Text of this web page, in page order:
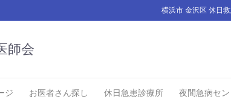
横浜市 金沢区 休日
師会
ジ お医者さん探し 休日急患診療所 夜間急病セ